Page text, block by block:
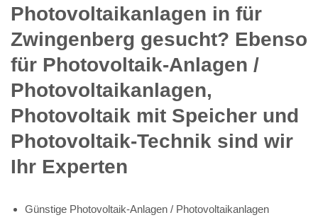
Photovoltaikanlagen in für
Zwingenberg gesucht? Ebenso
für Photovoltaik-Anlagen /
Photovoltaikanlagen,
Photovoltaik mit Speicher und
Photovoltaik-Technik sind wir
Ihr Experten
Günstige Photovoltaik-Anlagen / Photovoltaikanlagen